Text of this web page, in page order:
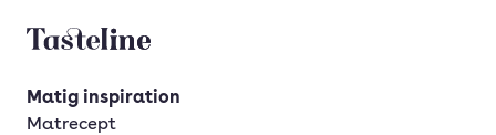
Tasteline startsida
Matig inspiration
Matrecept